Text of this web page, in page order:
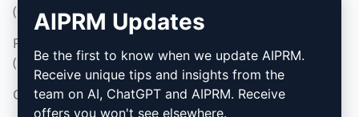
(en)
Política de uso aceptable
(en)
Condiciones de uso (en)
Google Chrome
Microsoft Edge
AIPRM Updates
Be the first to know when we update AIPRM.
Receive unique tips and insights from the
team on AI, ChatGPT and AIPRM. Receive
offers you won't see elsewhere.